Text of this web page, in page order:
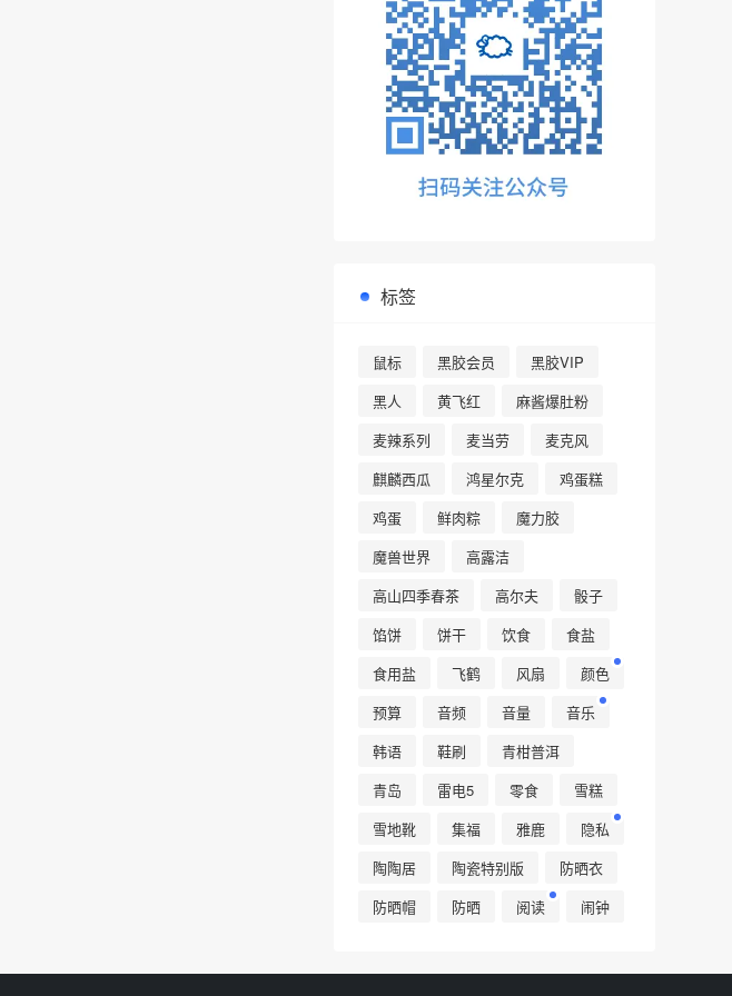
标签
鼠标 黑胶会员
黑胶VIP
黑人
黄飞红
麻酱爆肚粉
麦辣系列
麦当劳
麦克风
麒麟西瓜
鸿星尔克
鸡蛋糕
鸡蛋
鲜肉粽
魔力胶
魔兽世界
高露洁
高山四季春茶
高尔夫
骰子
馅饼
饼干 饮食
食盐
食用盐
飞鹤 风扇
颜色
预算
音频 音量
音乐
韩语
鞋刷
青柑普洱
青岛
雷电5 零食
雪糕
雪地靴
集福 雅鹿
隐私
陶陶居
陶瓷特别版
防晒衣
防晒帽
防晒 阅读 闹钟